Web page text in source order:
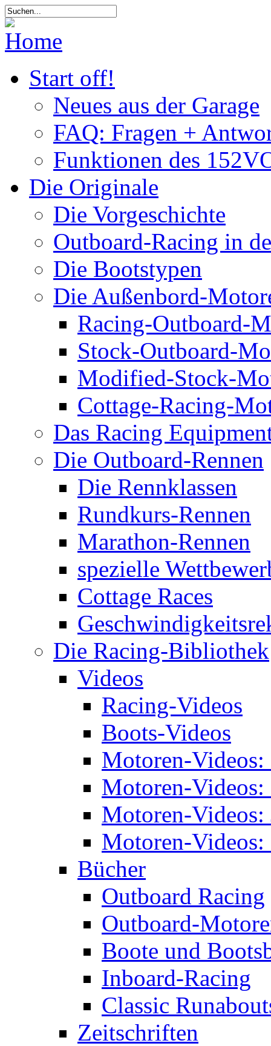
Start off!
Neues aus der Garage
FAQ: Fragen +
Funktionen des
Die Originale
Die Vorgeschichte
Outboard-Racing in
Die Bootstypen
Die Außenbord-
Racing-Outboard-
Stock-Outboard-
Modified-Stock-
Cottage-Racing-
Das Racing
Die Outboard-Rennen
Die Rennklassen
Rundkurs-Rennen
Marathon-Rennen
spezielle
Cottage Races
Die Racing-Bibliothek
Videos
Racing-Videos
Boots-Videos
Motoren-
Motoren-
Motoren-Videos:
Motoren-Videos:
Bücher
Outboard Racing
Outboard-
Boote und
Inboard-Racing
Classic
Zeitschriften